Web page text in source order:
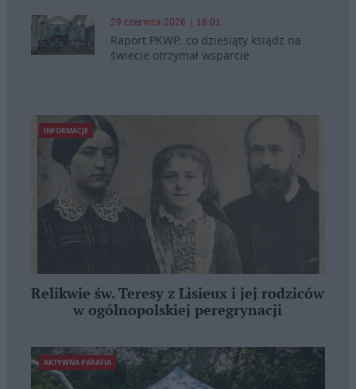
29 czerwca 2026 | 16:01
Raport PKWP: co dziesiąty ksiądz na
świecie otrzymał wsparcie
INFORMACJE
Relikwie św. Teresy z Lisieux i jej rodziców
w ogólnopolskiej peregrynacji
AKTYWNA PARAFIA